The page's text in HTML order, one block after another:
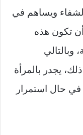
ويساهم في
تكون هذه
وبالتالي
يجدر بالمرأة
حال استمرار